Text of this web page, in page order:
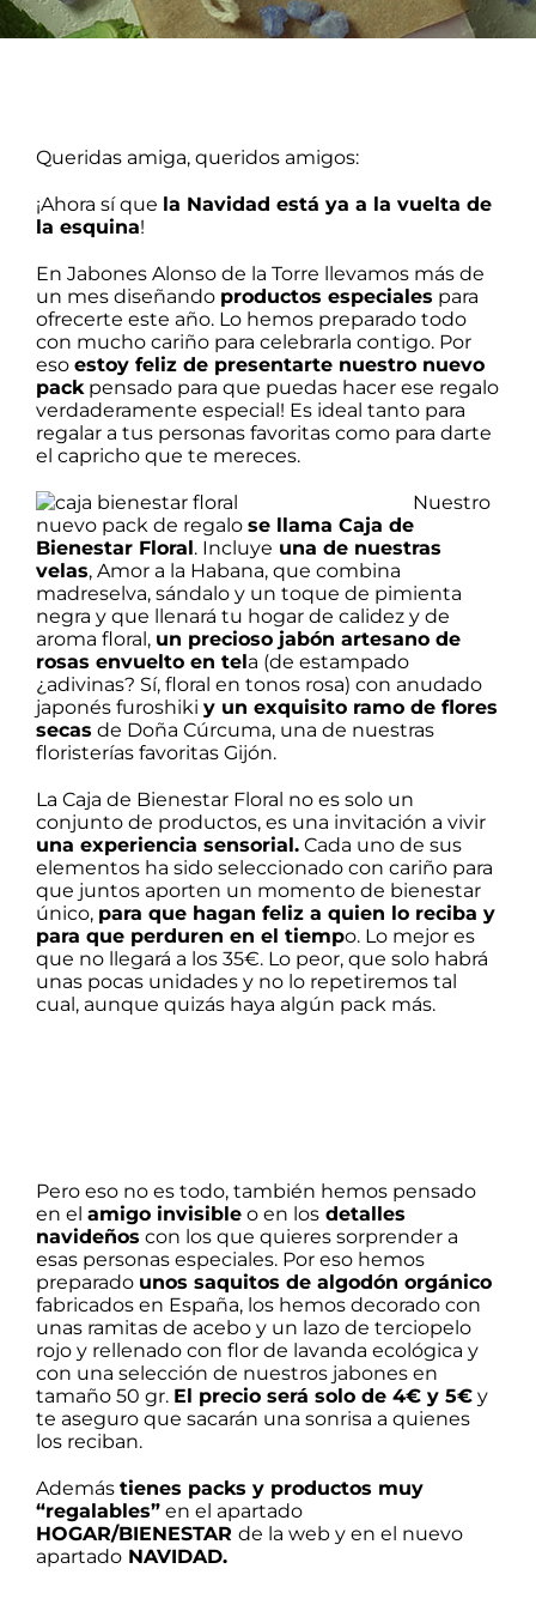
Barba
Packs regalo
Hogar
Talleres
Blog
Queridas amiga, queridos amigos:
¡Ahora sí que la Navidad está ya a la vuelta de
la esquina!
En Jabones Alonso de la Torre llevamos más de
un mes diseñando productos especiales para
ofrecerte este año. Lo hemos preparado todo
con mucho cariño para celebrarla contigo. Por
eso estoy feliz de presentarte nuestro nuevo
packpensado para que puedas hacer ese regalo
verdaderamente especial! Es ideal tanto para
regalar a tus personas favoritas como para darte
el capricho que te mereces.
Nuestro
nuevo pack de regalo se llama Caja de
Bienestar Floral. Incluye una de nuestras
velas, Amor a la Habana, que combina
madreselva, sándalo y un toque de pimienta
negra y que llenará tu hogar de calidez y de
aroma floral, un precioso jabón artesano de
rosas envuelto en tela (de estampado
¿adivinas? Sí, floral en tonos rosa) con anudado
japonés furoshiki y un exquisito ramo de flores
secas de Doña Cúrcuma, una de nuestras
floristerías favoritas Gijón.
La Caja de Bienestar Floral no es solo un
conjunto de productos, es una invitación a vivir
una experiencia sensorial. Cada uno de sus
elementos ha sido seleccionado con cariño para
que juntos aporten un momento de bienestar
único, para que hagan feliz a quien lo reciba y
para que perduren en el tiempo. Lo mejor es
que no llegará a los 35€. Lo peor, que solo habrá
unas pocas unidades y no lo repetiremos tal
cual, aunque quizás haya algún pack más.
Pero eso no es todo, también hemos pensado
en el amigo invisible o en los detalles
navideños con los que quieres sorprender a
esas personas especiales. Por eso hemos
preparado unos saquitos de algodón orgánico
fabricados en España, los hemos decorado con
unas ramitas de acebo y un lazo de terciopelo
rojo y rellenado con flor de lavanda ecológica y
con una selección de nuestros jabones en
tamaño 50 gr. El precio será solo de 4€ y 5€ y
te aseguro que sacarán una sonrisa a quienes
los reciban.
Además tienes packs y productos muy
“regalables” en el apartado
HOGAR/BIENESTAR de la web y en el nuevo
apartado NAVIDAD.